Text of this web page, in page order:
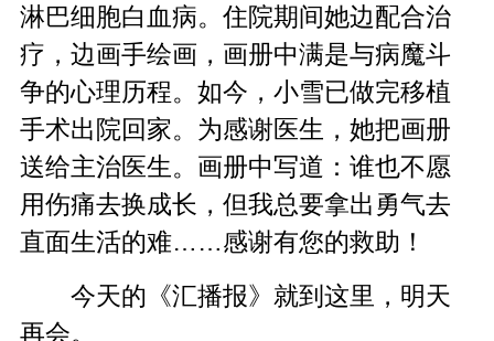
淋巴细胞白血病。住院期间她边配合治
疗，边画手绘画，画册中满是与病魔斗
争的心理历程。如今，小雪已做完移植
手术出院回家。为感谢医生，她把画册
送给主治医生。画册中写道：谁也不愿
用伤痛去换成长，但我总要拿出勇气去
直面生活的难……感谢有您的救助！
今天的《汇播报》就到这里，明天
再会。